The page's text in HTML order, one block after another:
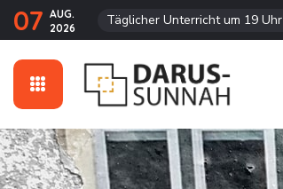
07 AUG.
2026
Täglicher Unterricht um 19 Uhr